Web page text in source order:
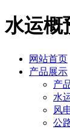
水运概
网站首页
产品展示
产
水
风
公